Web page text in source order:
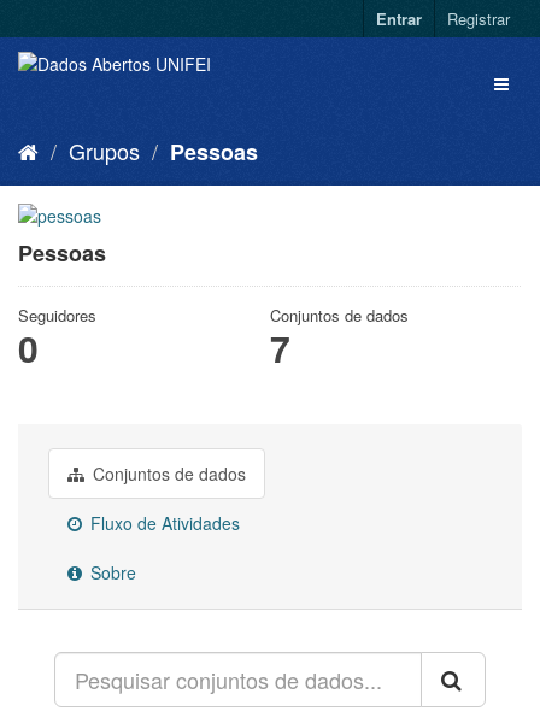
Entrar Registrar
Grupos Pessoas
Pessoas
Seguidores
0
Conjuntos de dados
7
Conjuntos de dados
Fluxo de Atividades
Sobre